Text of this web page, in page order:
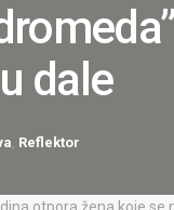
dale
Reflektor